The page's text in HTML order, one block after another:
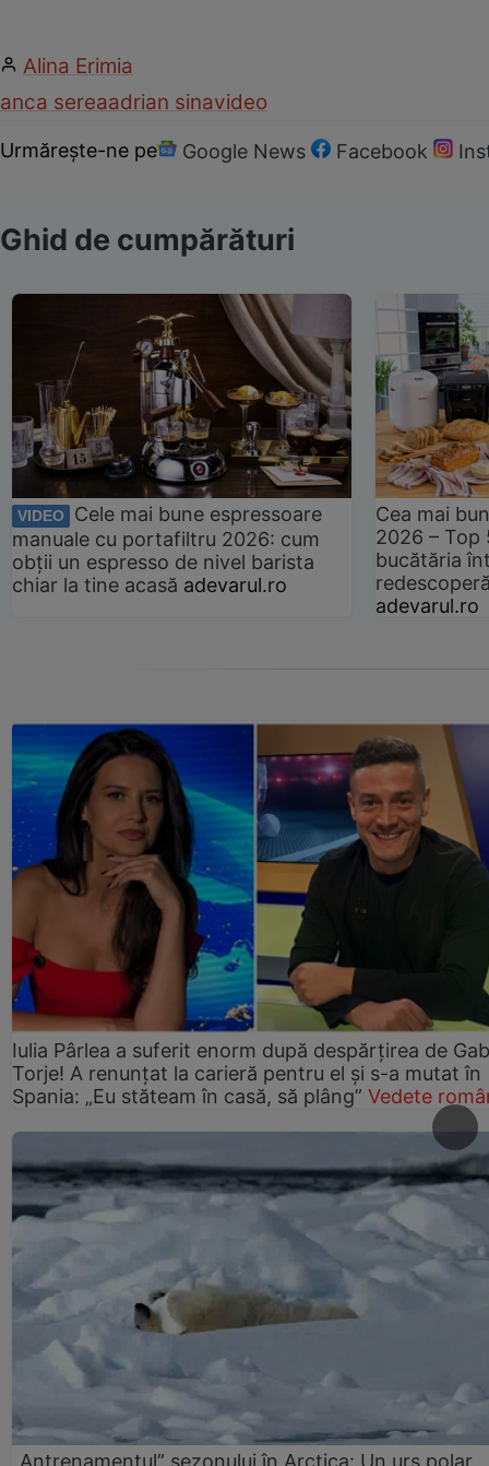
Alina Erimia
anca sereaadrian sinavideo
Urmărește-ne pe Google News Facebook
Ghid de cumpărături
VIDEO
Cele mai bune espressoare
manuale cu portafiltru 2026: cum
obții un espresso de nivel barista
chiar la tine acasă adevarul.ro
Cea mai
2026 –
bucătăria
adevarul.ro
Iulia Pârlea a suferit enorm după despărțirea de
Torje! A renunțat la carieră pentru el și s-a mutat în
Spania: „Eu stăteam în casă, să plâng” Vedete
„Antrenamentul” sezonului în Arctica: Un urs polar